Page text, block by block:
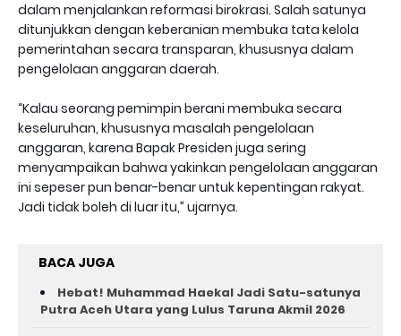
dalam menjalankan reformasi birokrasi. Salah satunya
ditunjukkan dengan keberanian membuka tata kelola
pemerintahan secara transparan, khususnya dalam
pengelolaan anggaran daerah.
“Kalau seorang pemimpin berani membuka secara
keseluruhan, khususnya masalah pengelolaan
anggaran, karena Bapak Presiden juga sering
menyampaikan bahwa yakinkan pengelolaan anggaran
ini sepeser pun benar-benar untuk kepentingan rakyat.
Jadi tidak boleh di luar itu,” ujarnya.
BACA JUGA
Hebat! Muhammad Haekal Jadi Satu-satunya
Putra Aceh Utara yang Lulus Taruna Akmil 2026